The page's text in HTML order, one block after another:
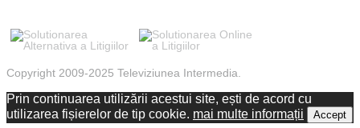
Copyright 2009-2025 Televiziunea Intermedia.
Prin continuarea utilizării acestui site, ești de acord cu
utilizarea fișierelor de tip cookie. mai multe informații Accept